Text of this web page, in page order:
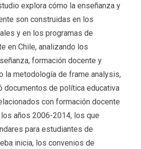
explora cómo la enseñanza y
son construidas en los
y en los programas de
en Chile, analizando los
formación docente y
la metodología de frame analysis,
documentos de política educativa
con formación docente
años 2006-2014, los que
para estudiantes de
inicia, los convenios de